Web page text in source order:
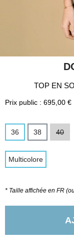
TOP EN
Prix public : 695,00 €
36 38 40
Multicolore
* Taille affichée en FR